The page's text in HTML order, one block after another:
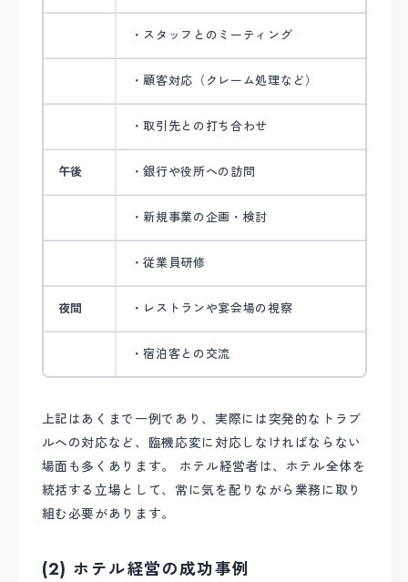
・スタッフとのミーティング
・顧客対応（クレーム処理など）
・取引先との打ち合わせ
午後 ・銀行や役所への訪問
・新規事業の企画・検討
・従業員研修
夜間 ・レストランや宴会場の視察
・宿泊客との交流
上記はあくまで一例であり、実際には突発的なトラブ
ルへの対応など、臨機応変に対応しなければならない
場面も多くあります。 ホテル経営者は、ホテル全体を
統括する立場として、常に気を配りながら業務に取り
組む必要があります。
(2) ホテル経営の成功事例